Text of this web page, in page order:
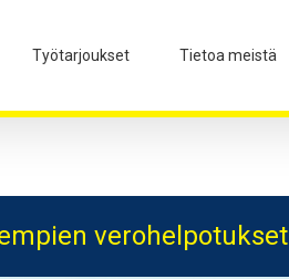
Työtarjoukset Tietoa meistä
verohelpotukset